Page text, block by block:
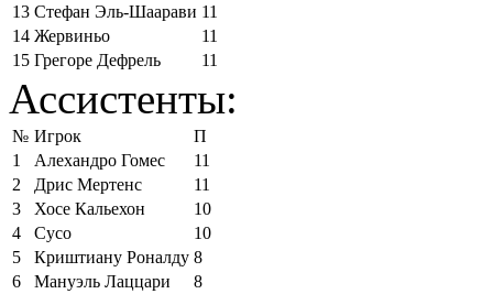
13 Стефан Эль-Шаарави 11
14 Жервиньо
11
15 Грегоре Дефрель 11
Ассистенты:
№ Игрок
П
1
Алехандро Гомес
11
2
Дрис Мертенс
11
3
Хосе Кальехон
10
4
Сусо
10
5
Криштиану Роналду 8
6
Мануэль Лаццари
8